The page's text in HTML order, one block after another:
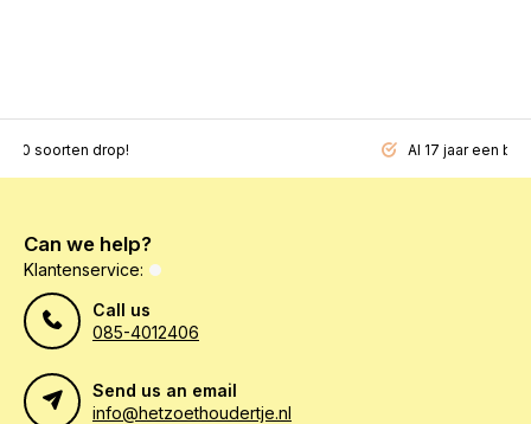
soorten drop! Al 17 jaar een
Can we help?
Klantenservice:
Call us
085-4012406
Send us an email
info@hetzoethoudertje.nl